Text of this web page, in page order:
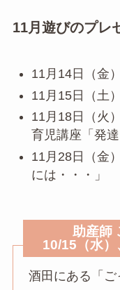
11月遊びのプレ
11月14日（金
11月15日（土
11月18日（火
育児講座「発
11月28日（金
には・・・」
助産師
10/15（水）
酒田にある「